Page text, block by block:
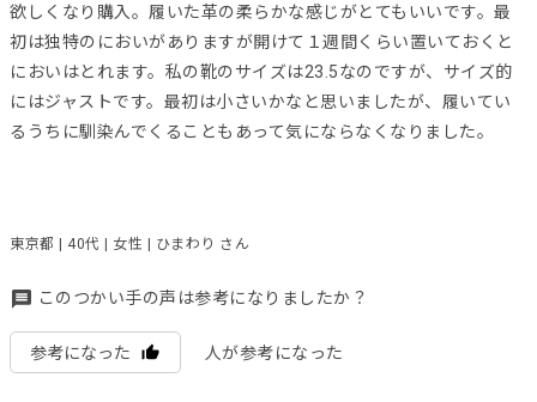
欲しくなり購入。履いた革の柔らかな感じがとてもいいです。最
初は独特のにおいがありますが開けて１週間くらい置いておくと
においはとれます。私の靴のサイズは23.5なのですが、サイズ的
にはジャストです。最初は小さいかなと思いましたが、履いてい
るうちに馴染んでくることもあって気にならなくなりました。
東京都 | 40代 | 女性 | ひまわり さん
このつかい手の声は参考になりましたか？
参考になった 人が参考になった